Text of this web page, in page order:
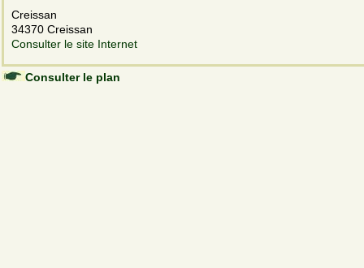
Creissan
34370 Creissan
Consulter le site Internet
Consulter le plan